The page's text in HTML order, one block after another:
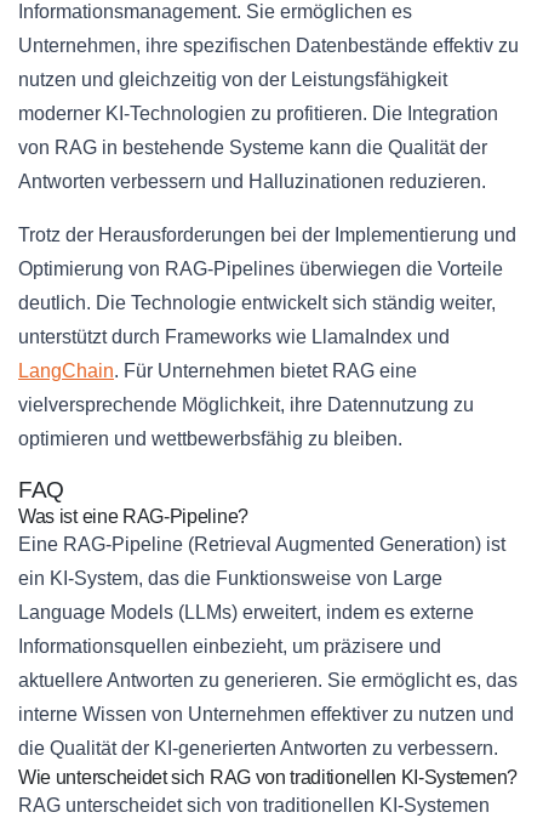
Informationsmanagement. Sie ermöglichen es
Unternehmen, ihre spezifischen Datenbestände effektiv zu
nutzen und gleichzeitig von der Leistungsfähigkeit
moderner KI-Technologien zu profitieren. Die Integration
von RAG in bestehende Systeme kann die Qualität der
Antworten verbessern und Halluzinationen reduzieren.
Trotz der Herausforderungen bei der Implementierung und
Optimierung von RAG-Pipelines überwiegen die Vorteile
deutlich. Die Technologie entwickelt sich ständig weiter,
unterstützt durch Frameworks wie LlamaIndex und
LangChain. Für Unternehmen bietet RAG eine
vielversprechende Möglichkeit, ihre Datennutzung zu
optimieren und wettbewerbsfähig zu bleiben.
FAQ
Was ist eine RAG-Pipeline?
Eine RAG-Pipeline (Retrieval Augmented Generation) ist
ein KI-System, das die Funktionsweise von Large
Language Models (LLMs) erweitert, indem es externe
Informationsquellen einbezieht, um präzisere und
aktuellere Antworten zu generieren. Sie ermöglicht es, das
interne Wissen von Unternehmen effektiver zu nutzen und
die Qualität der KI-generierten Antworten zu verbessern.
Wie unterscheidet sich RAG von traditionellen KI-Systemen?
RAG unterscheidet sich von traditionellen KI-Systemen